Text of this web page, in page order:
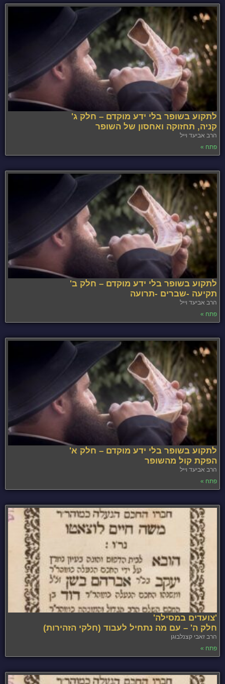
לתקוע בשופר בלי ידע מוקדם – חלק ג'
קניה, תחזוקה ואחסון של השופר
הרב אביעד וייל
פתח »
לתקוע בשופר בלי ידע מוקדם – חלק ב'
תקיעה -שברים -תרועה
הרב אביעד וייל
פתח »
לתקוע בשופר בלי ידע מוקדם – חלק א'
הפקת קול מהשופר
הרב אביעד וייל
פתח »
'צועדים במסילה'
חלק ה' – עם מה נתחיל לעבוד (חלקי הזהירות)
הרב זאבי קצנלבוגן
פתח »